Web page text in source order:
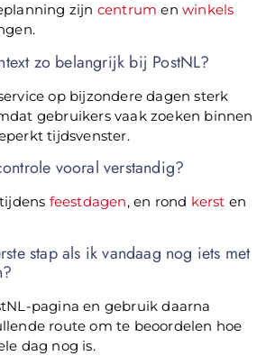
zijn centrum enwinkels
zo belangrijk bij PostNL?
op bijzondere dagen sterk
gebruikers vaak zoeken binnen
tijdsvenster.
vooral verstandig?
feestdagen, en rond kerst en
stap als ik vandaag nog iets met
pagina en gebruik daarna
route om te beoordelen hoe
dag nog is.